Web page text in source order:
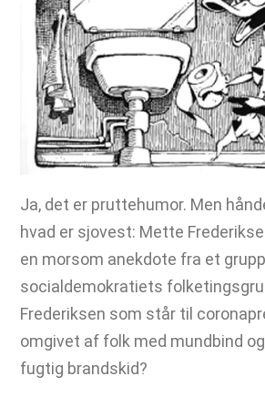
Ja, det er pruttehumor. Men
hvad er sjovest: Mette
en morsom anekdote fra et
socialdemokratiets
Frederiksen som står til
omgivet af folk med mundbind
fugtig brandskid?